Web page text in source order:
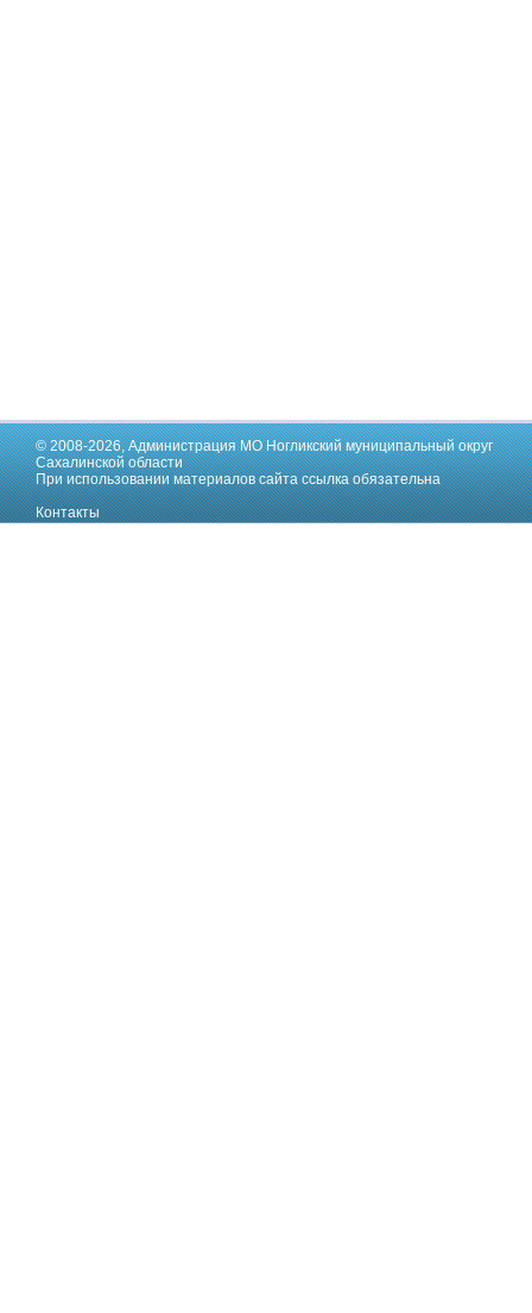
© 2008-2026,Администрация МО Ногликский муниципальный округ
Сахалинской области
При использовании материалов сайта ссылка обязательна
Контакты